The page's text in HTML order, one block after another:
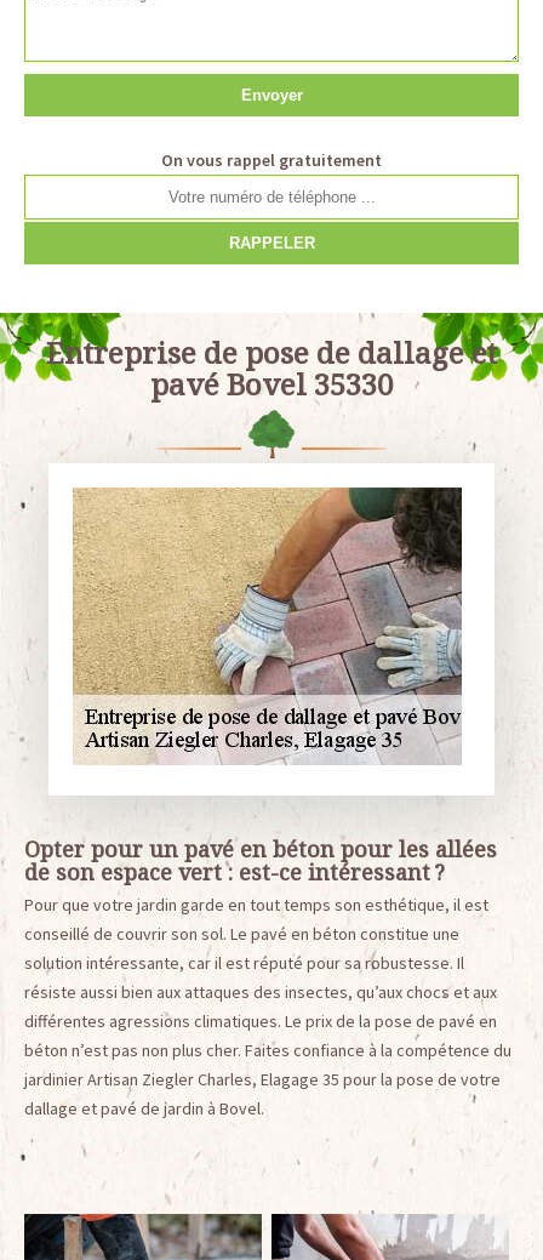
On vous rappel gratuitement
Entreprise de pose de dallage et
pavé Bovel 35330
Opter pour un pavé en béton pour les allées
de son espace vert : est-ce intéressant ?
Pour que votre jardin garde en tout temps son esthétique, il est
conseillé de couvrir son sol. Le pavé en béton constitue une
solution intéressante, car il est réputé pour sa robustesse. Il
résiste aussi bien aux attaques des insectes, qu’aux chocs et aux
différentes agressions climatiques. Le prix de la pose de pavé en
béton n’est pas non plus cher. Faites confiance à la compétence du
jardinier Artisan Ziegler Charles, Elagage 35 pour la pose de votre
dallage et pavé de jardin à Bovel.